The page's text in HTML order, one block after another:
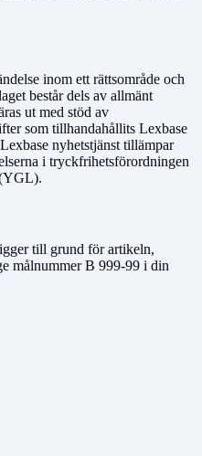
inom ett rättsområde och
består dels av allmänt
ut med stöd av
som tillhandahållits Lexbase
nyhetstjänst tillämpar
i tryckfrihetsförordningen
till grund för artikeln,
målnummerB 999-99 i din